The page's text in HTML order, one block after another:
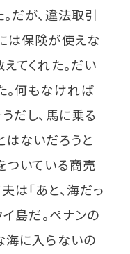
だが、違法取引
は保険が使えな
てくれた。だい
。何もなければ
だし、馬に乗る
ないだろうと
ついている商売
は「あと、海だっ
イ島だ。ペナンの
海に入らないの